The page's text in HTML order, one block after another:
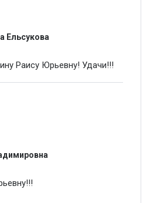
Ельсукова
Раису Юрьевну! Удачи!!!